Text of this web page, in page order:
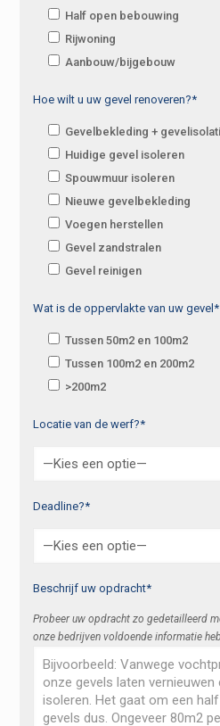
Half open bebouwing
Rijwoning
Aanbouw/bijgebouw
Hoe wilt u uw gevel renoveren?*
Gevelbekleding +
Huidige gevel isoleren
Spouwmuur isoleren
Nieuwe gevelbekleding
Voegen herstellen
Gevel zandstralen
Gevel reinigen
Wat is de oppervlakte van uw gevel*
Tussen 50m2 en 100m2
Tussen 100m2 en 200m2
>200m2
Locatie van de werf?*
Deadline?*
Beschrijf uw opdracht*
Probeer uw opdracht zo gedetailleerd
onze bedrijven voldoende informatie